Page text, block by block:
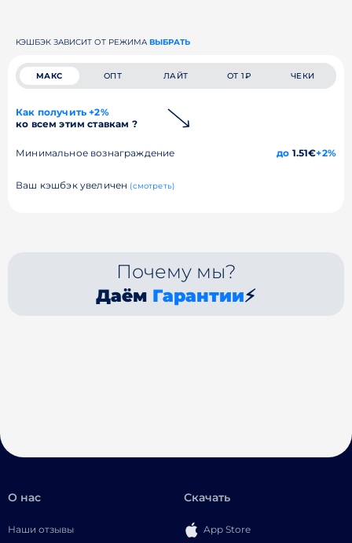
КЭШБЭК ЗАВИСИТ ОТ РЕЖИМА ВЫБРАТЬ
МАКС ОПТ ЛАЙТ ОТ 1₽ ЧЕКИ
Как получить +2%
ко всем этим ставкам ?
Минимальное вознаграждение до 1.51€+2%
Ваш кэшбэк увеличен (смотреть)
Почему мы?
Даём Гарантии⚡
О нас
Наши отзывы
Скачать
App Store